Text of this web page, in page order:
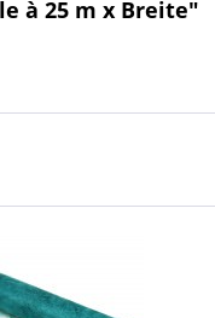
à 25 m x Breite"